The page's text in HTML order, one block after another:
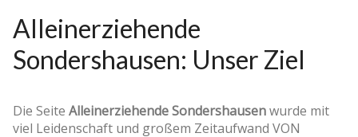
Alleinerziehende
Sondershausen: Unser Ziel
Die Seite Alleinerziehende Sondershausenwurde mit
viel Leidenschaft und großem Zeitaufwand VON